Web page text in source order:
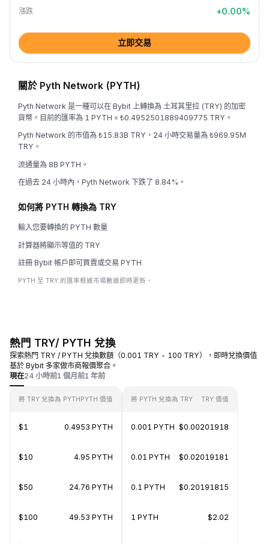
漲跌 +0.00%
立即交易
關於 Pyth Network (PYTH)
Pyth Network 是一種可以在 Bybit 上轉換為 土耳其里拉 (TRY) 的加密
貨幣。目前的匯率為 1 PYTH = ₺0.4952501889409775 TRY。
Pyth Network 的市值為 ₺15.83B TRY，24 小時交易量為 ₺969.95M
TRY。
流通量為 8B PYTH。
在過去 24 小時內，Pyth Network 下跌了 8.84%。
如何將 PYTH 轉換為 TRY
輸入您要轉換的 PYTH 數量
計算器將顯示等值的 TRY
註冊 Bybit 帳戶即可買賣或交易 PYTH
PYTH 至 TRY 的匯率根據市場數據即時更新。
熱門 TRY/ PYTH 兌換
探索熱門 TRY / PYTH 兌換數額（0.001 TRY - 100 TRY），即時兌換價值
基於 Bybit 多家做市商報價聚合。
現在24 小時前1 個月前1 年前
將 TRY 兌換為 PYTHPYTH 價值
$1 0.4953 PYTH
$10 4.95 PYTH
$50 24.76 PYTH
$100 49.53 PYTH
將 PYTH 兌換為 TRY TRY 價值
0.001 PYTH $0.00201918
0.01 PYTH $0.02019181
0.1 PYTH $0.20191815
1 PYTH $2.02